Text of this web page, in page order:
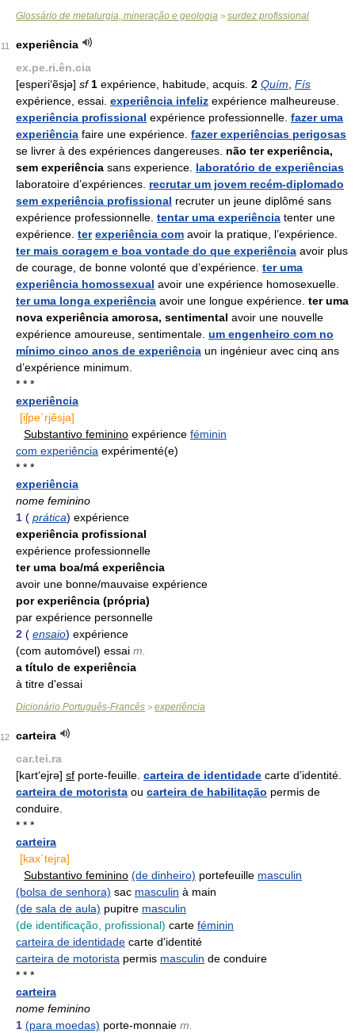
Glossário de metalurgia, mineração e geologia > surdez profissional
11
experiência
ex.pe.ri.ên.cia
[esperi‘ẽsjə] sf 1 expérience, habitude, acquis. 2 Quím Fís
expérience, essai. experiência infeliz expérience malheureuse.
experiência profissional expérience professionnelle. fazer uma
experiência faire une expérience. fazer experiências perigosas
se livrer à des expériences dangereuses. não ter experiência,
sem experiência sans experience. laboratório de experiências
laboratoire d’expériences. recrutar um jovem recém-diplomado
sem experiência profissional recruter un jeune diplômé sans
expérience professionnelle. tentar uma experiência tenter une
expérience. ter experiência com avoir la pratique, l’expérience.
ter mais coragem e boa vontade do que experiência avoir plus
de courage, de bonne volonté que d’expérience. ter uma
experiência homossexual avoir une expérience homosexuelle.
ter uma longa experiência avoir une longue expérience. ter uma
nova experiência amorosa, sentimental avoir une nouvelle
expérience amoureuse, sentimentale. um engenheiro com no
mínimo cinco anos de experiência un ingénieur avec cinq ans
d’expérience minimum.
* * *
experiência
[iʃpe`rjẽsja]
Substantivo feminino expérience féminin
com experiência expérimenté(e)
* * *
experiência
nome feminino
1 ( prática) expérience
experiência profissional
expérience professionnelle
ter uma boa/má experiência
avoir une bonne/mauvaise expérience
por experiência (própria)
par expérience personnelle
2 ( ensaio) expérience
(com automóvel) essai m.
a título de experiência
à titre d'essai
Dicionário Português-Francês > experiência
12
carteira
car.tei.ra
[kart‘ejrə] sf porte-feuille. carteira de identidade carte d’identité.
carteira de motorista ou carteira de habilitação permis de
conduire.
* * *
carteira
[kax`tejra]
Substantivo feminino (de dinheiro) portefeuille masculin
(bolsa de senhora) sac masculin à main
(de sala de aula) pupitre masculin
(de identificação, profissional) carte féminin
carteira de identidade carte d'identité
carteira de motorista permis masculin de conduire
* * *
carteira
nome feminino
1 (para moedas) porte-monnaie m.